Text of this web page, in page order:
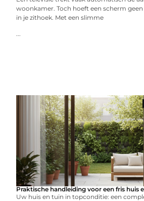
woonkamer. Toch hoeft een scherm
in je zithoek. Met een slimme
...
Praktische handleiding voor een fris huis
Uw huis en tuin in topconditie: een